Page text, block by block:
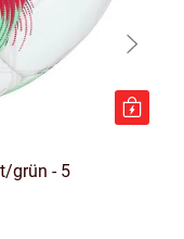
grün - 5